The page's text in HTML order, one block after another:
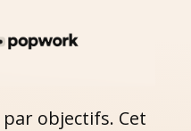
objectifs. Cet